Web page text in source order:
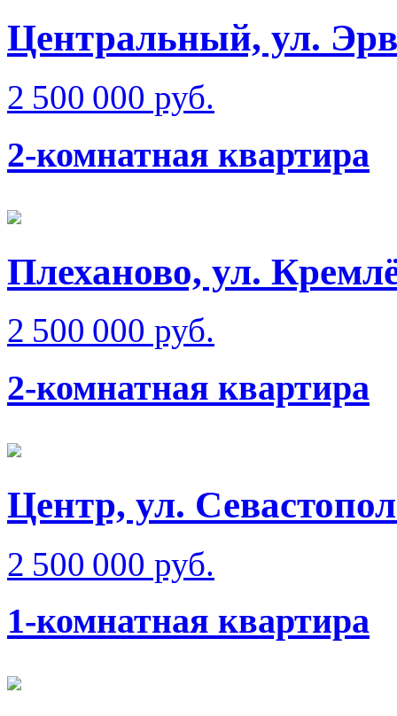
Центральный, ул.
2 500 000 руб.
2-комнатная квартира
Плеханово, ул.
2 500 000 руб.
2-комнатная квартира
Центр, ул.
2 500 000 руб.
1-комнатная квартира